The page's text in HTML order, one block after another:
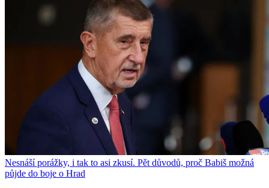
Nesnáší porážky, i tak to asi zkusí. Pět důvodů, proč Babiš možná
půjde do boje o Hrad